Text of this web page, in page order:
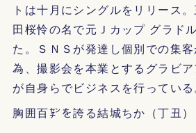
トは十月にシングルをリリース
田桜怜の名で元Ｊカップ グラド
た。ＳＮＳが発達し個別での集
為、撮影会を本業とするグラビ
が自身らでビジネスを行っている
胸囲百㌢を誇る結城ちか（丁丑）